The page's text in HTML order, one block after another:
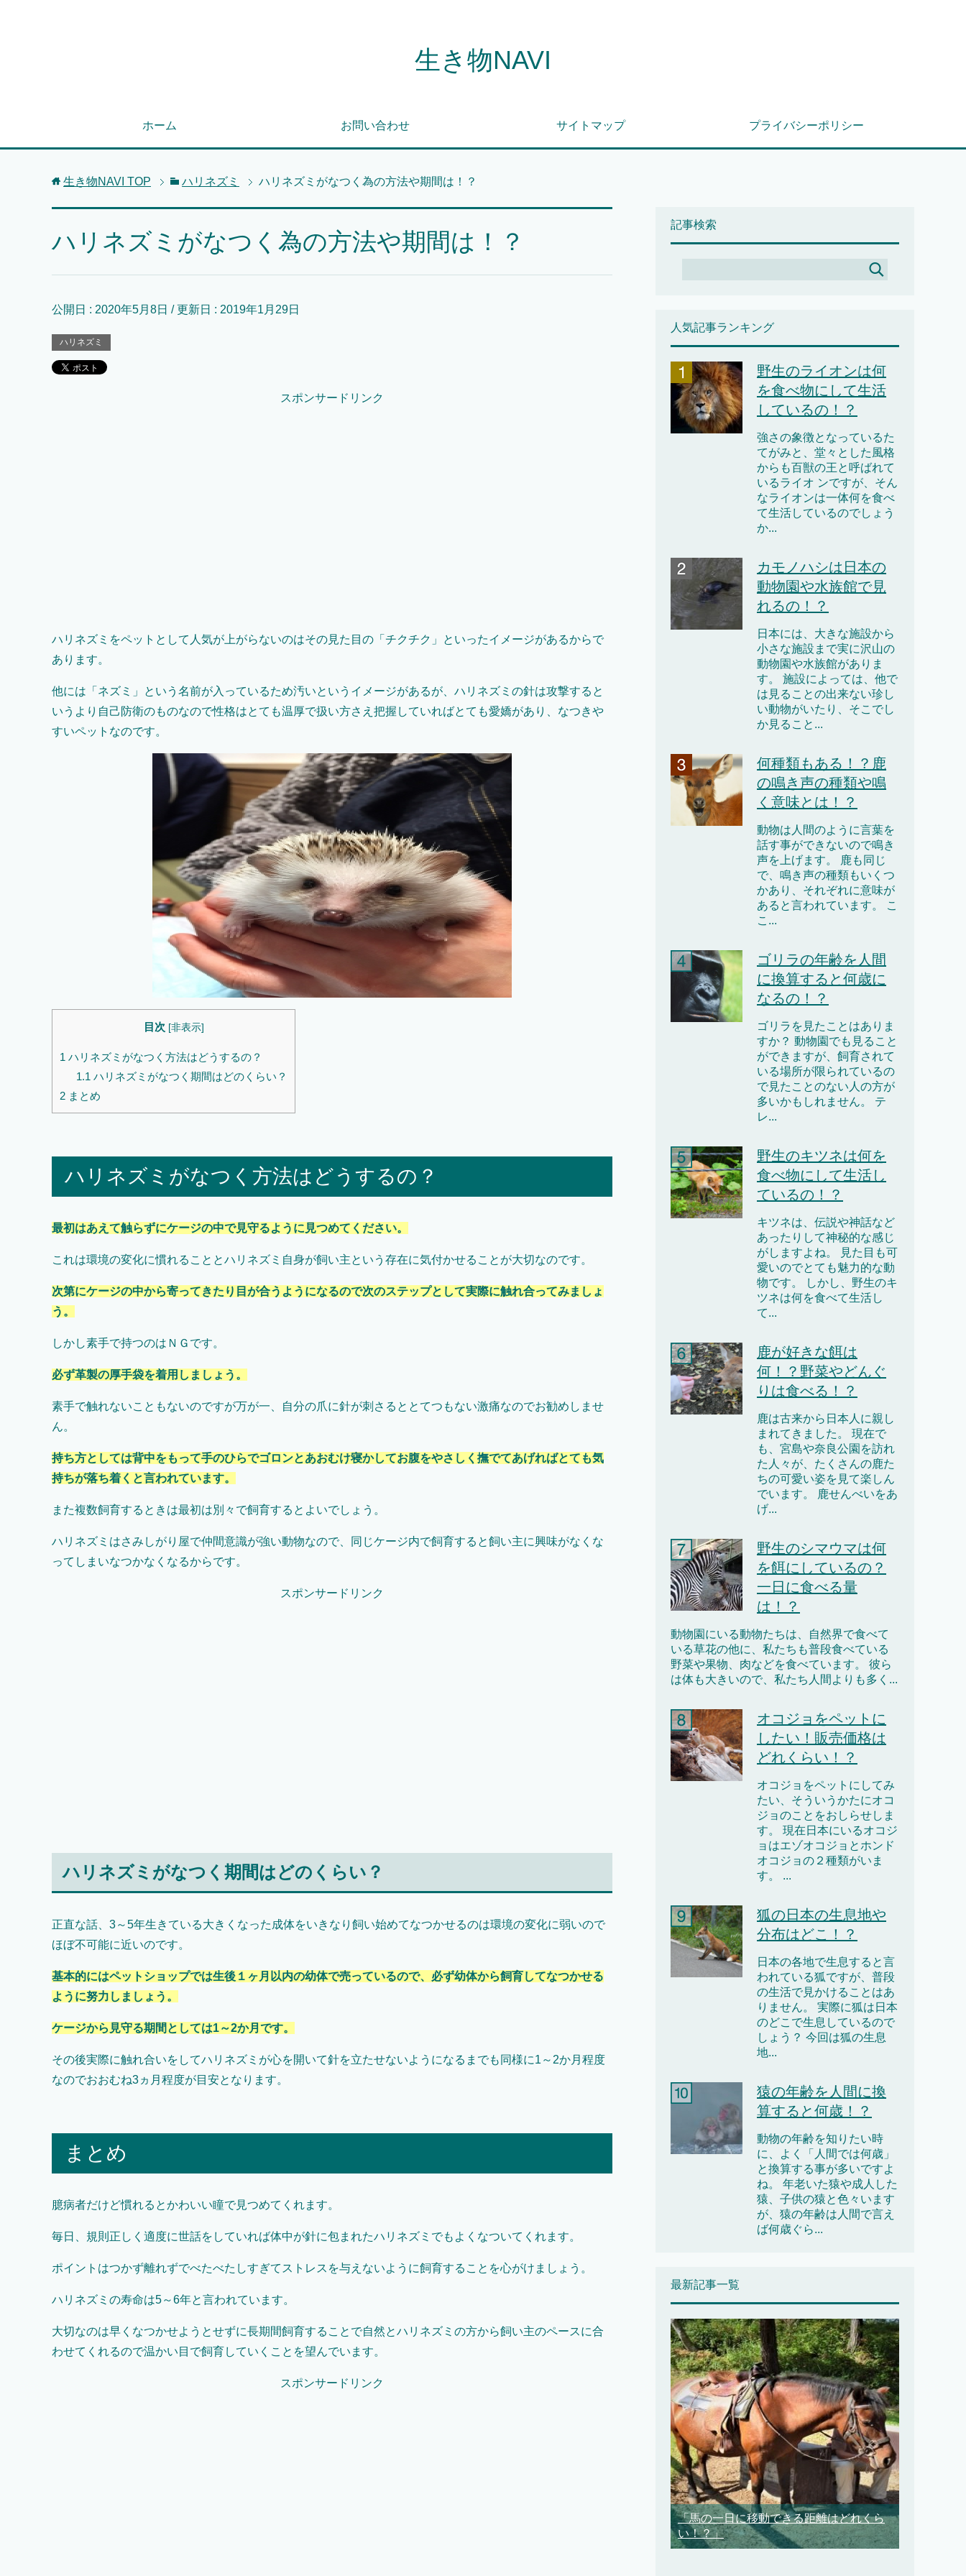
生き物NAVI
ホーム お問い合わせ サイトマップ プライバシーポリシー
生き物NAVI TOP ハリネズミ ハリネズミがなつく為の方法や期間は！？
ハリネズミがなつく為の方法や期間は！？
公開日 : 2020年5月8日 / 更新日 : 2019年1月29日
ハリネズミ
スポンサードリンク
ハリネズミをペットとして人気が上がらないのはその見た目の「チクチク」といったイメージがあるからで
あります。
他には「ネズミ」という名前が入っているため汚いというイメージがあるが、ハリネズミの針は攻撃すると
いうより自己防衛のものなので性格はとても温厚で扱い方さえ把握していればとても愛嬌があり、なつきや
すいペットなのです。
目次 [非表示]
1 ハリネズミがなつく方法はどうするの？
1.1 ハリネズミがなつく期間はどのくらい？
2 まとめ
ハリネズミがなつく方法はどうするの？
最初はあえて触らずにケージの中で見守るように見つめてください。
これは環境の変化に慣れることとハリネズミ自身が飼い主という存在に気付かせることが大切なのです。
次第にケージの中から寄ってきたり目が合うようになるので次のステップとして実際に触れ合ってみましょ
う。
しかし素手で持つのはＮＧです。
必ず革製の厚手袋を着用しましょう。
素手で触れないこともないのですが万が一、自分の爪に針が刺さるととてつもない激痛なのでお勧めしませ
ん。
持ち方としては背中をもって手のひらでゴロンとあおむけ寝かしてお腹をやさしく撫でてあげればとても気
持ちが落ち着くと言われています。
また複数飼育するときは最初は別々で飼育するとよいでしょう。
ハリネズミはさみしがり屋で仲間意識が強い動物なので、同じケージ内で飼育すると飼い主に興味がなくな
ってしまいなつかなくなるからです。
スポンサードリンク
ハリネズミがなつく期間はどのくらい？
正直な話、3～5年生きている大きくなった成体をいきなり飼い始めてなつかせるのは環境の変化に弱いので
ほぼ不可能に近いのです。
基本的にはペットショップでは生後１ヶ月以内の幼体で売っているので、必ず幼体から飼育してなつかせる
ように努力しましょう。
ケージから見守る期間としては1～2か月です。
その後実際に触れ合いをしてハリネズミが心を開いて針を立たせないようになるまでも同様に1～2か月程度
なのでおおむね3ヵ月程度が目安となります。
まとめ
臆病者だけど慣れるとかわいい瞳で見つめてくれます。
毎日、規則正しく適度に世話をしていれば体中が針に包まれたハリネズミでもよくなついてくれます。
ポイントはつかず離れずでべたべたしすぎてストレスを与えないように飼育することを心がけましょう。
ハリネズミの寿命は5～6年と言われています。
大切なのは早くなつかせようとせずに長期間飼育することで自然とハリネズミの方から飼い主のペースに合
わせてくれるので温かい目で飼育していくことを望んでいます。
スポンサードリンク
記事検索
人気記事ランキング
野生のライオンは何
を食べ物にして生活
しているの！？
強さの象徴となっているた
てがみと、堂々とした風格
からも百獣の王と呼ばれて
いるライオ ンですが、そん
なライオンは一体何を食べ
て生活しているのでしょう
か...
カモノハシは日本の
動物園や水族館で見
れるの！？
日本には、大きな施設から
小さな施設まで実に沢山の
動物園や水族館がありま
す。 施設によっては、他で
は見ることの出来ない珍し
い動物がいたり、そこでし
か見ること...
何種類もある！？鹿
の鳴き声の種類や鳴
く意味とは！？
動物は人間のように言葉を
話す事ができないので鳴き
声を上げます。 鹿も同じ
で、鳴き声の種類もいくつ
かあり、それぞれに意味が
あると言われています。 こ
こ...
ゴリラの年齢を人間
に換算すると何歳に
なるの！？
ゴリラを見たことはありま
すか？ 動物園でも見ること
ができますが、飼育されて
いる場所が限られているの
で見たことのない人の方が
多いかもしれません。 テ
レ...
野生のキツネは何を
食べ物にして生活し
ているの！？
キツネは、伝説や神話など
あったりして神秘的な感じ
がしますよね。 見た目も可
愛いのでとても魅力的な動
物です。 しかし、野生のキ
ツネは何を食べて生活し
て...
鹿が好きな餌は
何！？野菜やどんぐ
りは食べる！？
鹿は古来から日本人に親し
まれてきました。 現在で
も、宮島や奈良公園を訪れ
た人々が、たくさんの鹿た
ちの可愛い姿を見て楽しん
でいます。 鹿せんべいをあ
げ...
野生のシマウマは何
を餌にしているの？
一日に食べる量
は！？
動物園にいる動物たちは、自然界で食べて
いる草花の他に、私たちも普段食べている
野菜や果物、肉などを食べています。 彼ら
は体も大きいので、私たち人間よりも多く...
オコジョをペットに
したい！販売価格は
どれくらい！？
オコジョをペットにしてみ
たい、そういうかたにオコ
ジョのことをおしらせしま
す。 現在日本にいるオコジ
ョはエゾオコジョとホンド
オコジョの２種類がいま
す。 ...
狐の日本の生息地や
分布はどこ！？
日本の各地で生息すると言
われている狐ですが、普段
の生活で見かけることはあ
りません。 実際に狐は日本
のどこで生息しているので
しょう？ 今回は狐の生息
地...
猿の年齢を人間に換
算すると何歳！？
動物の年齢を知りたい時
に、よく「人間では何歳」
と換算する事が多いですよ
ね。 年老いた猿や成人した
猿、子供の猿と色々います
が、猿の年齢は人間で言え
ば何歳ぐら...
最新記事一覧
「馬の一日に移動できる距離はどれくら
い！？」